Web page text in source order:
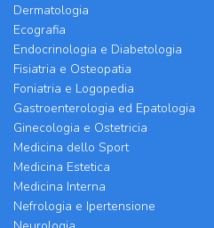
Dermatologia
Ecografia
Endocrinologia e Diabetologia
Fisiatria e Osteopatia
Foniatria e Logopedia
Gastroenterologia ed Epatologia
Ginecologia e Ostetricia
Medicina dello Sport
Medicina Estetica
Medicina Interna
Nefrologia e Ipertensione